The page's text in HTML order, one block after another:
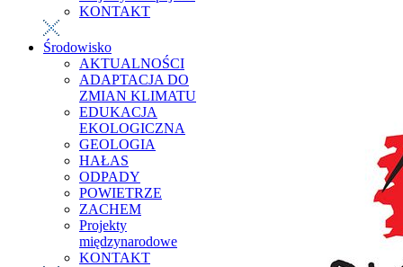
KONTAKT
Środowisko
AKTUALNOŚCI
ADAPTACJA DO
ZMIAN KLIMATU
EDUKACJA
EKOLOGICZNA
GEOLOGIA
HAŁAS
ODPADY
POWIETRZE
ZACHEM
Projekty
międzynarodowe
KONTAKT